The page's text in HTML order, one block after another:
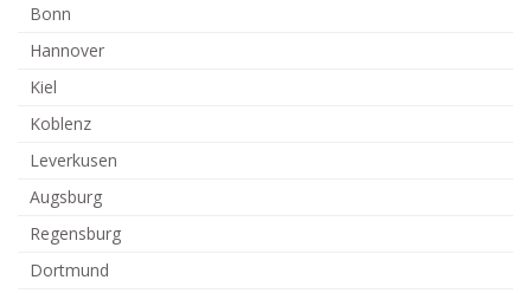
Bonn
Hannover
Kiel
Koblenz
Leverkusen
Augsburg
Regensburg
Dortmund